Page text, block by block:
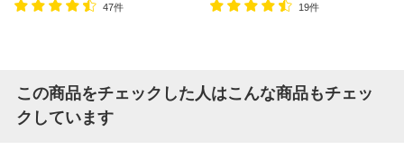
売終了】
47件
ル】
19件
この商品をチェックした人はこんな商品もチェッ
クしています